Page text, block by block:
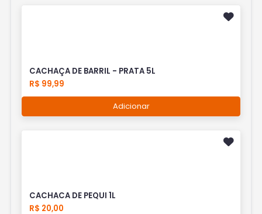
CACHAÇA DE BARRIL - PRATA 5L
R$ 99,99
Adicionar
CACHACA DE PEQUI 1L
R$ 20,00